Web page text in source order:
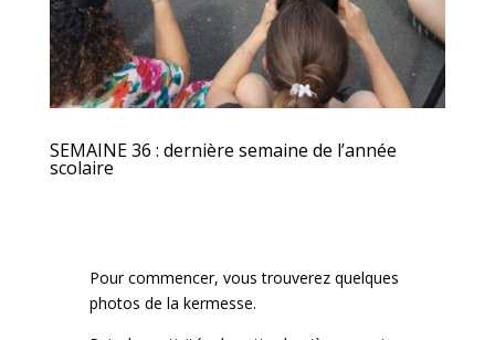
SEMAINE 36 : dernière semaine de l’année
scolaire
Pour commencer, vous trouverez quelques
photos de la kermesse.